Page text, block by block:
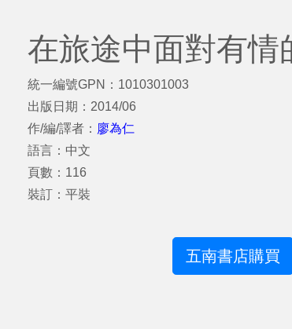
在旅途中面對有情
統一編號GPN：1010301003
出版日期：2014/06
作/編/譯者： 廖為仁
語言：中文
頁數：116
裝訂：平裝
五南書店購買